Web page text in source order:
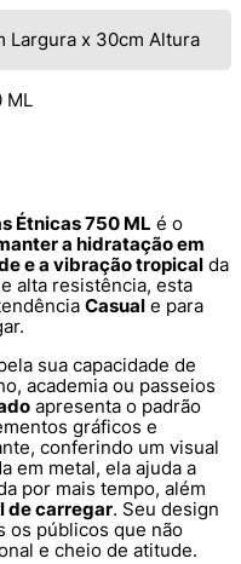
Largura x 30cm Altura
ML
Étnicas 750 ML é o
a hidratação em
e a vibração tropical da
alta resistência, esta
Casual e para
sua capacidade de
academia ou passeios
apresenta o padrão
gráficos e
conferindo um visual
em metal, ela ajuda a
por mais tempo, além
de carregar. Seu design
os públicos que não
e cheio de atitude.